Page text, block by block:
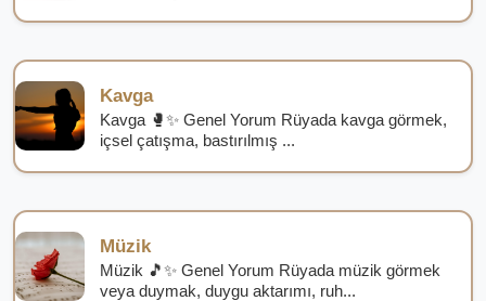
Kavga
Kavga 🥊✨ Genel Yorum Rüyada kavga görmek,
içsel çatışma, bastırılmış ...
Müzik
Müzik 🎵✨ Genel Yorum Rüyada müzik görmek
veya duymak, duygu aktarımı, ruh...